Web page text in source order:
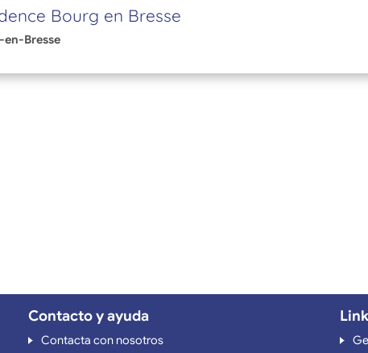
Bourg en Bresse
en-Bresse
Contacto y ayuda
Contacta con nosotros